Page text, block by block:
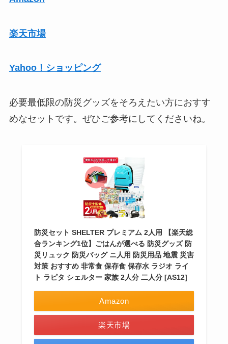
楽天市場
Yahoo！ショッピング
必要最低限の防災グッズをそろえたい方におすす
めなセットです。ぜひご参考にしてくださいね。
防災セット SHELTER プレミアム 2人用 【楽天総
合ランキング1位】ごはんが選べる 防災グッズ 防
災リュック 防災バッグ ニ人用 防災用品 地震 災害
対策 おすすめ 非常食 保存食 保存水 ラジオ ライ
ト ラピタ シェルター 家族 2人分 二人分 [AS12]
Amazon
楽天市場